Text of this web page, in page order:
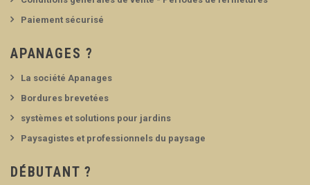
Paiement sécurisé
APANAGES ?
La société Apanages
Bordures brevetées
systèmes et solutions pour jardins
Paysagistes et professionnels du paysage
DÉBUTANT ?